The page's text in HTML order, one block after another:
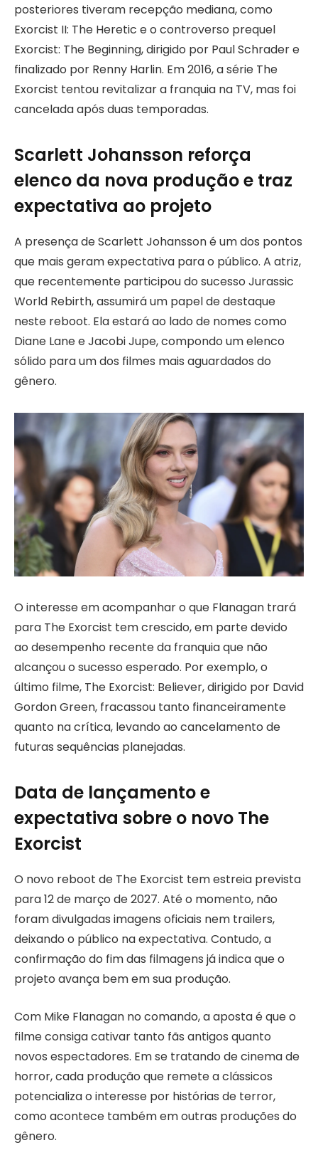
posteriores tiveram recepção mediana, como
Exorcist II: The Heretic e o controverso prequel
Exorcist: The Beginning, dirigido por Paul Schrader e
finalizado por Renny Harlin. Em 2016, a série The
Exorcist tentou revitalizar a franquia na TV, mas foi
cancelada após duas temporadas.
Scarlett Johansson reforça
elenco da nova produção e traz
expectativa ao projeto
A presença de Scarlett Johansson é um dos pontos
que mais geram expectativa para o público. A atriz,
que recentemente participou do sucesso Jurassic
World Rebirth, assumirá um papel de destaque
neste reboot. Ela estará ao lado de nomes como
Diane Lane e Jacobi Jupe, compondo um elenco
sólido para um dos filmes mais aguardados do
gênero.
O interesse em acompanhar o que Flanagan trará
para The Exorcist tem crescido, em parte devido
ao desempenho recente da franquia que não
alcançou o sucesso esperado. Por exemplo, o
último filme, The Exorcist: Believer, dirigido por David
Gordon Green, fracassou tanto financeiramente
quanto na crítica, levando ao cancelamento de
futuras sequências planejadas.
Data de lançamento e
expectativa sobre o novo The
Exorcist
O novo reboot de The Exorcist tem estreia prevista
para 12 de março de 2027. Até o momento, não
foram divulgadas imagens oficiais nem trailers,
deixando o público na expectativa. Contudo, a
confirmação do fim das filmagens já indica que o
projeto avança bem em sua produção.
Com Mike Flanagan no comando, a aposta é que o
filme consiga cativar tanto fãs antigos quanto
novos espectadores. Em se tratando de cinema de
horror, cada produção que remete a clássicos
potencializa o interesse por histórias de terror,
como acontece também em outras produções do
gênero.